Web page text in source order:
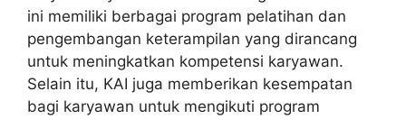
ini memiliki berbagai program pelatihan dan
pengembangan keterampilan yang dirancang
untuk meningkatkan kompetensi karyawan.
Selain itu, KAI juga memberikan kesempatan
bagi karyawan untuk mengikuti program